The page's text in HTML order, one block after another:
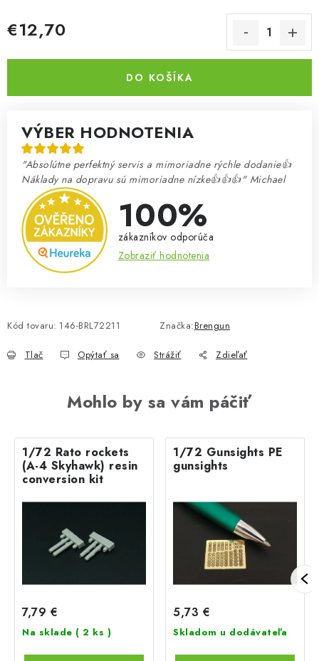
€12,70
DO KOŠÍKA
VÝBER HODNOTENIA
"Absolútne perfektný servis a mimoriadne rýchle dodanie👍
Náklady na dopravu sú mimoriadne nízke👍👍👍" Michael
100%
zákazníkov odporúča
Zobraziť hodnotenia
Kód tovaru: 146-BRL72211 Značka:Brengun
Tlač Opýtať sa Strážiť Zdieľať
Mohlo by sa vám páčiť
1/72 Rato rockets
(A-4 Skyhawk) resin
conversion kit
7,79 €
Na sklade ( 2 ks )
1/72 Gunsights PE
gunsights
5,73 €
Skladom u dodávateľa